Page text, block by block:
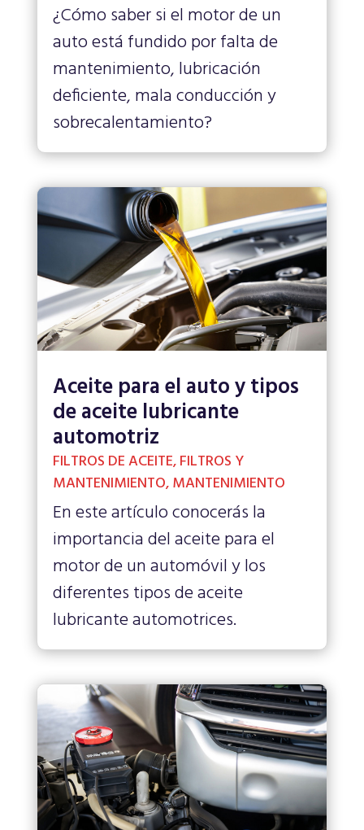
¿Cómo saber si el motor de un
auto está fundido por falta de
mantenimiento, lubricación
deficiente, mala conducción y
sobrecalentamiento?
Aceite para el auto y tipos
de aceite lubricante
automotriz
FILTROS DE ACEITE,FILTROS Y
MANTENIMIENTO,MANTENIMIENTO
En este artículo conocerás la
importancia del aceite para el
motor de un automóvil y los
diferentes tipos de aceite
lubricante automotrices.